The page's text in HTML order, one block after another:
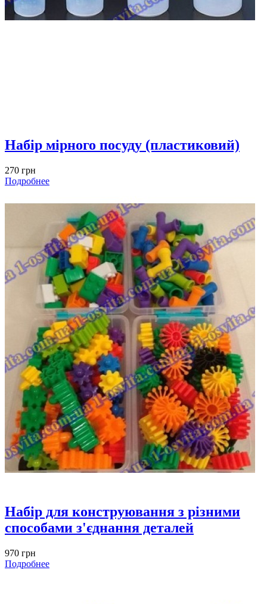
Набір мірного посуду (пластиковий)
270 грн
Подробнее
Набір для конструювання з різними
способами з'єднання деталей
970 грн
Подробнее